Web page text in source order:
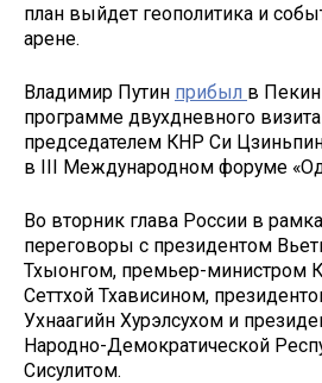
план выйдет геополитика и
арене.
Владимир Путин прибыл в Пекин
программе двухдневного
председателем КНР Си
в III Международном форуме
Во вторник глава России в
переговоры с президентом
Тхыонгом, премьер-министром
Сеттхой Тхависином,
Ухнаагийн Хурэлсухом и
Народно-Демократической
Сисулитом.